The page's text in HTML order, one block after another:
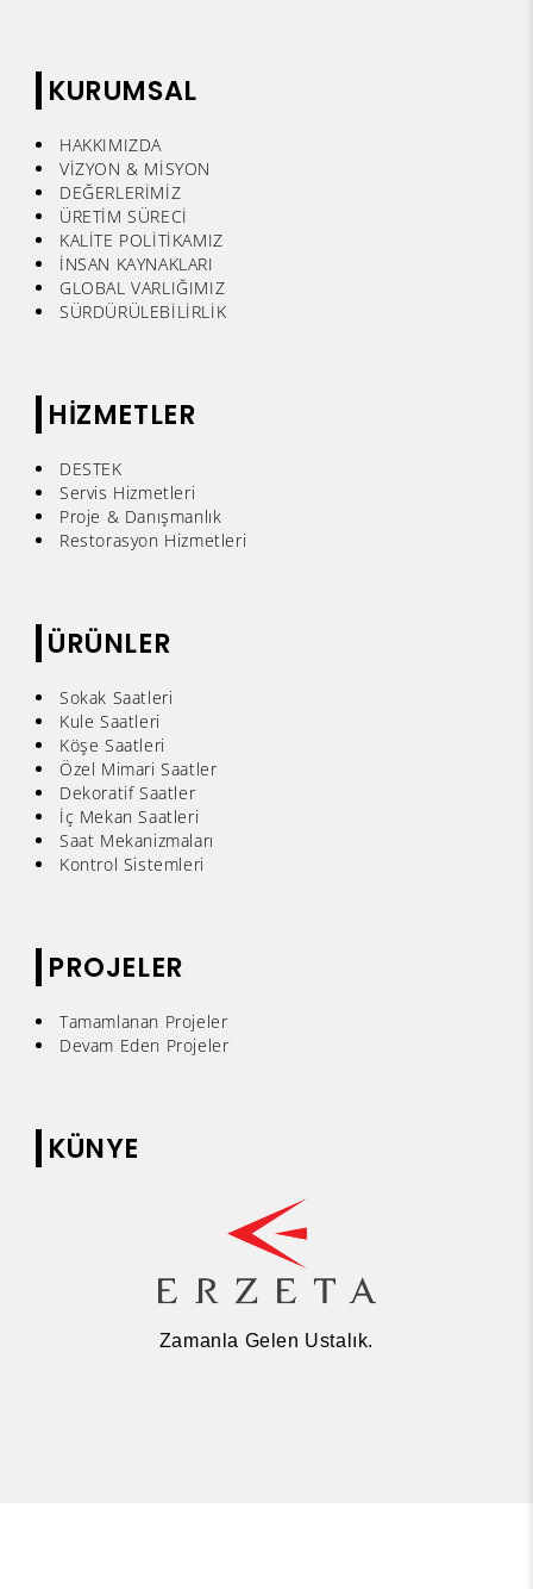
KURUMSAL
HAKKIMIZDA
VİZYON & MİSYON
DEĞERLERİMİZ
ÜRETİM SÜRECİ
KALİTE POLİTİKAMIZ
İNSAN KAYNAKLARI
GLOBAL VARLIĞIMIZ
SÜRDÜRÜLEBİLİRLİK
HİZMETLER
DESTEK
Servis Hizmetleri
Proje & Danışmanlık
Restorasyon Hizmetleri
ÜRÜNLER
Sokak Saatleri
Kule Saatleri
Köşe Saatleri
Özel Mimari Saatler
Dekoratif Saatler
İç Mekan Saatleri
Saat Mekanizmaları
Kontrol Sistemleri
PROJELER
Tamamlanan Projeler
Devam Eden Projeler
KÜNYE
Zamanla Gelen Ustalık.